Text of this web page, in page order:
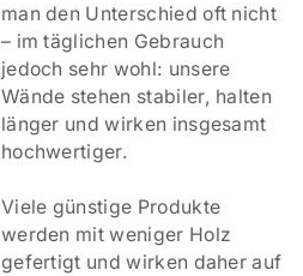
man den Unterschied oft nicht
– im täglichen Gebrauch
jedoch sehr wohl: unsere
Wände stehen stabiler, halten
länger und wirken insgesamt
hochwertiger.
Viele günstige Produkte
werden mit weniger Holz
gefertigt und wirken daher auf